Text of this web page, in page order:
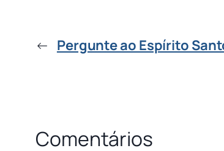
← Pergunte ao Espírito
Comentários